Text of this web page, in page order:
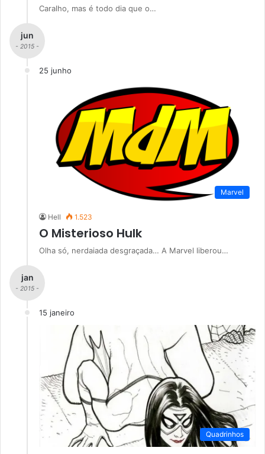
Caralho, mas é todo dia que o…
jun
- 2015 -
25 junho
Marvel
Hell 1.523
O Misterioso Hulk
Olha só, nerdaiada desgraçada… A Marvel liberou…
jan
- 2015 -
15 janeiro
Quadrinhos